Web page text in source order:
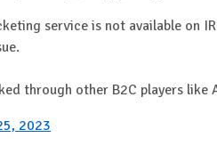
service is not available on
through other B2C players like
2023